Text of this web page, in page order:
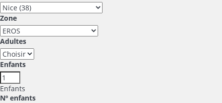
Zone
Adultes
Enfants
Enfants
Nº enfants